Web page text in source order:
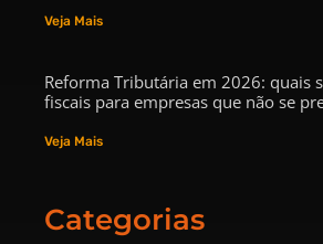
Veja Mais
Reforma Tributária em 2026: quais
fiscais para empresas que não se
Veja Mais
Categorias